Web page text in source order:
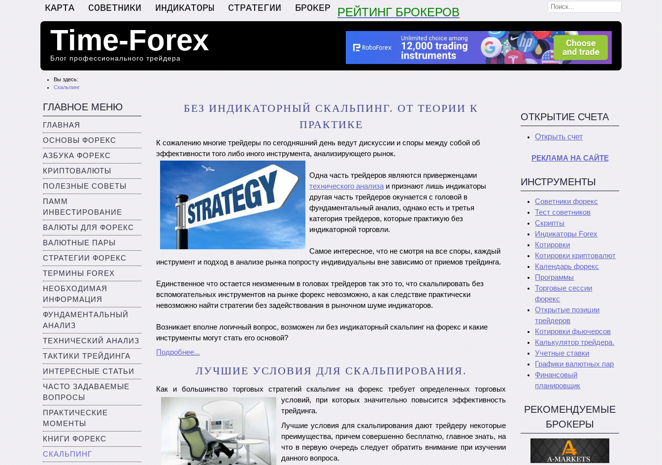
КАРТА СОВЕТНИКИ ИНДИКАТОРЫ СТРАТЕГИИ БРОКЕР РЕЙТИНГ БРОКЕРОВ
Time-Forex
Блог профессионального трейдера
Вы здесь:
Скальпинг
ГЛАВНОЕ МЕНЮ
ГЛАВНАЯ
ОСНОВЫ ФОРЕКС
АЗБУКА ФОРЕКС
КРИПТОВАЛЮТЫ
ПОЛЕЗНЫЕ СОВЕТЫ
ПАММ
ИНВЕСТИРОВАНИЕ
ВАЛЮТЫ ДЛЯ ФОРЕКС
ВАЛЮТНЫЕ ПАРЫ
СТРАТЕГИИ ФОРЕКС
ТЕРМИНЫ FOREX
НЕОБХОДИМАЯ
ИНФОРМАЦИЯ
ФУНДАМЕНТАЛЬНЫЙ
АНАЛИЗ
ТЕХНИЧЕСКИЙ АНАЛИЗ
ТАКТИКИ ТРЕЙДИНГА
ИНТЕРЕСНЫЕ СТАТЬИ
ЧАСТО ЗАДАВАЕМЫЕ
ВОПРОСЫ
ПРАКТИЧЕСКИЕ
МОМЕНТЫ
КНИГИ ФОРЕКС
СКАЛЬПИНГ
БЕЗ ИНДИКАТОРНЫЙ СКАЛЬПИНГ. ОТ ТЕОРИИ К
ПРАКТИКЕ
К сожалению многие трейдеры по сегодняшний день ведут дискуссии и споры между собой об
эффективности того либо иного инструмента, анализирующего рынок.
Одна часть трейдеров являются приверженцами
технического анализа и признают лишь индикаторы
другая часть трейдеров окунается с головой в
фундаментальный анализ, однако есть и третья
категория трейдеров, которые практикую без
индикаторной торговли.
Самое интересное, что не смотря на все споры, каждый
инструмент и подход в анализе рынка попросту индивидуальны вне зависимо от приемов трейдинга.
Единственное что остается неизменным в головах трейдеров так это то, что скальпировать без
вспомогательных инструментов на рынке форекс невозможно, а как следствие практически
невозможно найти стратегии без задействования в рыночном шуме индикаторов.
Возникает вполне логичный вопрос, возможен ли без индикаторный скальпинг на форекс и какие
инструменты могут стать его основой?
Подробнее...
ЛУЧШИЕ УСЛОВИЯ ДЛЯ СКАЛЬПИРОВАНИЯ.
Как и большинство торговых стратегий скальпинг на форекс требует определенных торговых
условий, при которыхзначительно повысится эффективность
трейдинга.
Лучшие условия для скальпирования дают трейдеру некоторые
преимущества, причем совершенно бесплатно, главное знать, на
что в первую очередь следует обратить внимание при изучении
данного вопроса.
ОТКРЫТИЕ СЧЕТА
Открыть счет
РЕКЛАМА НА САЙТЕ
ИНСТРУМЕНТЫ
Советники форекс
Тест советников
Скрипты
Индикаторы Forex
Котировки
Котировки криптовалют
Календарь форекс
Программы
Торговые сессии
форекс
Открытые позиции
трейдеров
Котировки фьючерсов
Калькулятор трейдера.
Учетные ставки
Графики валютных пар
Финансовый
планировщик
РЕКОМЕНДУЕМЫЕ
БРОКЕРЫ